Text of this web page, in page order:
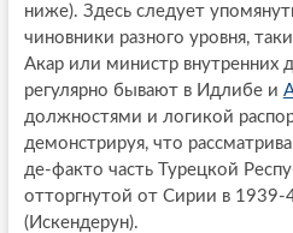
ниже). Здесь следует
чиновники разного уровня,
Акар или министр внутренних
регулярно бывают в Идлибе и
должностями и логикой
демонстрируя, что
де-факто часть Турецкой
отторгнутой от Сирии в 1939-
(Искендерун).